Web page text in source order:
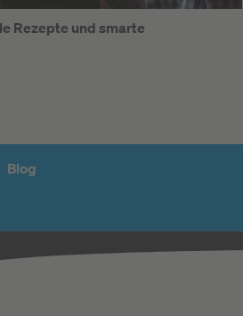
Rezepte und smarte
Blog